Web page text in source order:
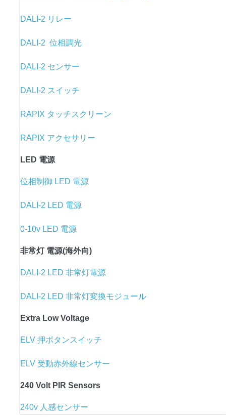
DALI-2 リレー
DALI-2 位相調光
DALI-2 センサー
DALI-2 スイッチ
RAPIX タッチスクリーン
RAPIX アクセサリー
LED 電源
位相制御 LED 電源
DALI-2 LED 電源
0-10v LED 電源
非常灯 電源(海外向)
DALI-2 LED 非常灯電源
DALI-2 LED 非常灯変換モジュール
Extra Low Voltage
ELV 押ボタンスイッチ
ELV 受動赤外線センサー
240 Volt PIR Sensors
240v 人感センサー